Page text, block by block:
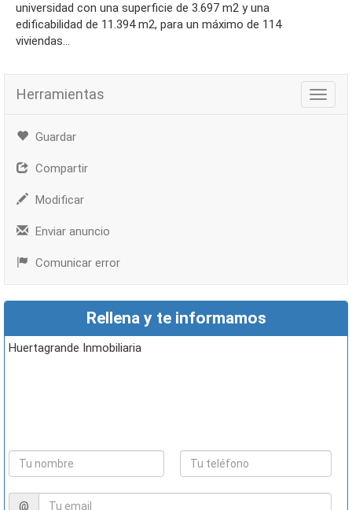
universidad con una superficie de 3.697 m2 y una
edificabilidad de 11.394 m2, para un máximo de 114
viviendas...
Herramientas
Guardar
Compartir
Modificar
Enviar anuncio
Comunicar error
Rellena y te informamos
Huertagrande Inmobiliaria
@